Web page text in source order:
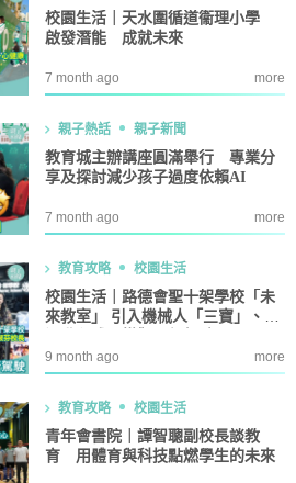
校園生活｜天水圍循道衞理小學
啟發潛能 成就未來
7 month ago more
親子熱話 親子新聞
教育城主辦講座圓滿舉行 專業分
享及探討減少孩子過度依賴AI
7 month ago more
教育攻略 校園生活
校園生活｜路德會聖十架學校「未
來教室」 引入機械人「三寶」、AI
9 month ago more
教育攻略 校園生活
青年會書院｜譚智聰副校長談教
育 用體育與科技點燃學生的未來